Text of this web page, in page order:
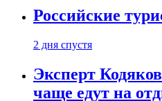
Российские
2 дня спустя
Эксперт
чаще едут на